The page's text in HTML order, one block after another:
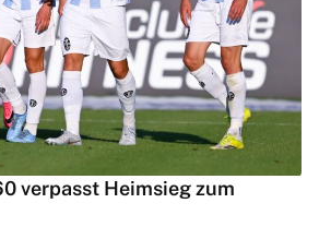
verpasst Heimsieg zum